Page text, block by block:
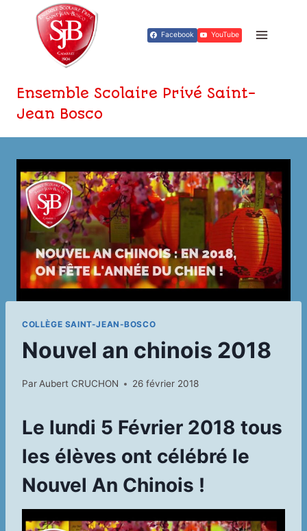
contenu
Facebook YouTube
Ensemble Scolaire Privé Saint-
Jean Bosco
COLLÈGE SAINT-JEAN-BOSCO
Nouvel an chinois 2018
Par Aubert CRUCHON 26 février 2018
Le lundi 5 Février 2018 tous
les élèves ont célébré le
Nouvel An Chinois !